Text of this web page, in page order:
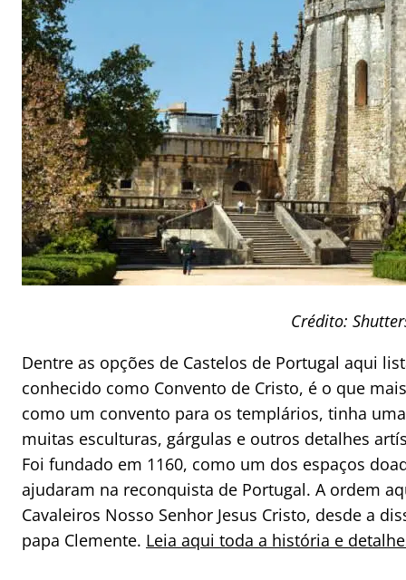
Crédito:
Dentre as opções de Castelos de Portugal aqui
conhecido como Convento de Cristo, é o que
como um convento para os templários, tinha
muitas esculturas, gárgulas e outros detalhes
Foi fundado em 1160, como um dos espaços
ajudaram na reconquista de Portugal. A ordem
Cavaleiros Nosso Senhor Jesus Cristo, desde a
papa Clemente. Leia aqui toda a história e